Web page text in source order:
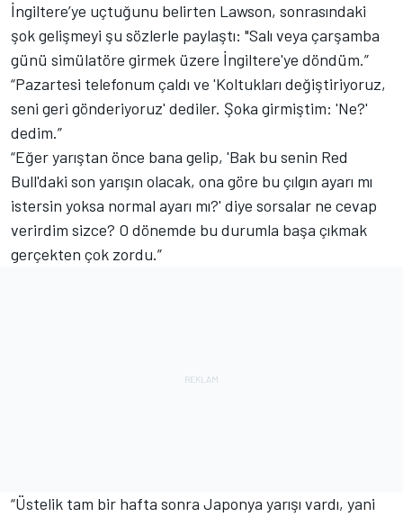
İngiltere’ye uçtuğunu belirten Lawson, sonrasındaki
şok gelişmeyi şu sözlerle paylaştı: "Salı veya çarşamba
günü simülatöre girmek üzere İngiltere'ye döndüm.”
“Pazartesi telefonum çaldı ve 'Koltukları değiştiriyoruz,
seni geri gönderiyoruz' dediler. Şoka girmiştim: 'Ne?'
dedim.”
“Eğer yarıştan önce bana gelip, 'Bak bu senin Red
Bull'daki son yarışın olacak, ona göre bu çılgın ayarı mı
istersin yoksa normal ayarı mı?' diye sorsalar ne cevap
verirdim sizce? O dönemde bu durumla başa çıkmak
gerçekten çok zordu.”
“Üstelik tam bir hafta sonra Japonya yarışı vardı, yani